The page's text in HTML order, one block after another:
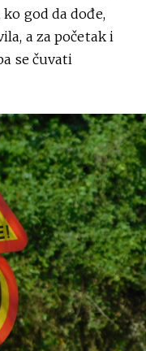
god da dođe,
a za početak i
se čuvati